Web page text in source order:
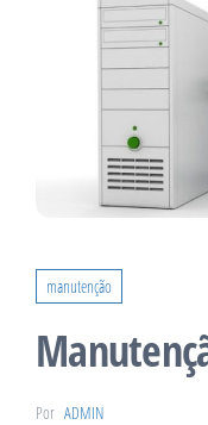
manutenção
Por ADMIN